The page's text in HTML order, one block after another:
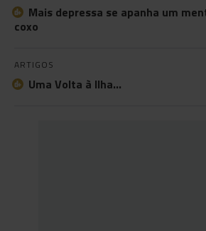
Mais depressa se apanha um
coxo
ARTIGOS
Uma Volta à Ilha…